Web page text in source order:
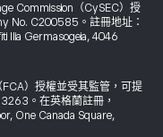
Commission（CySEC）授
No. C200585。註冊地址：
Ilia Germasogeia, 4046
FCA）授權並受其監管，可提
。在英格蘭註冊，
One Canada Square,